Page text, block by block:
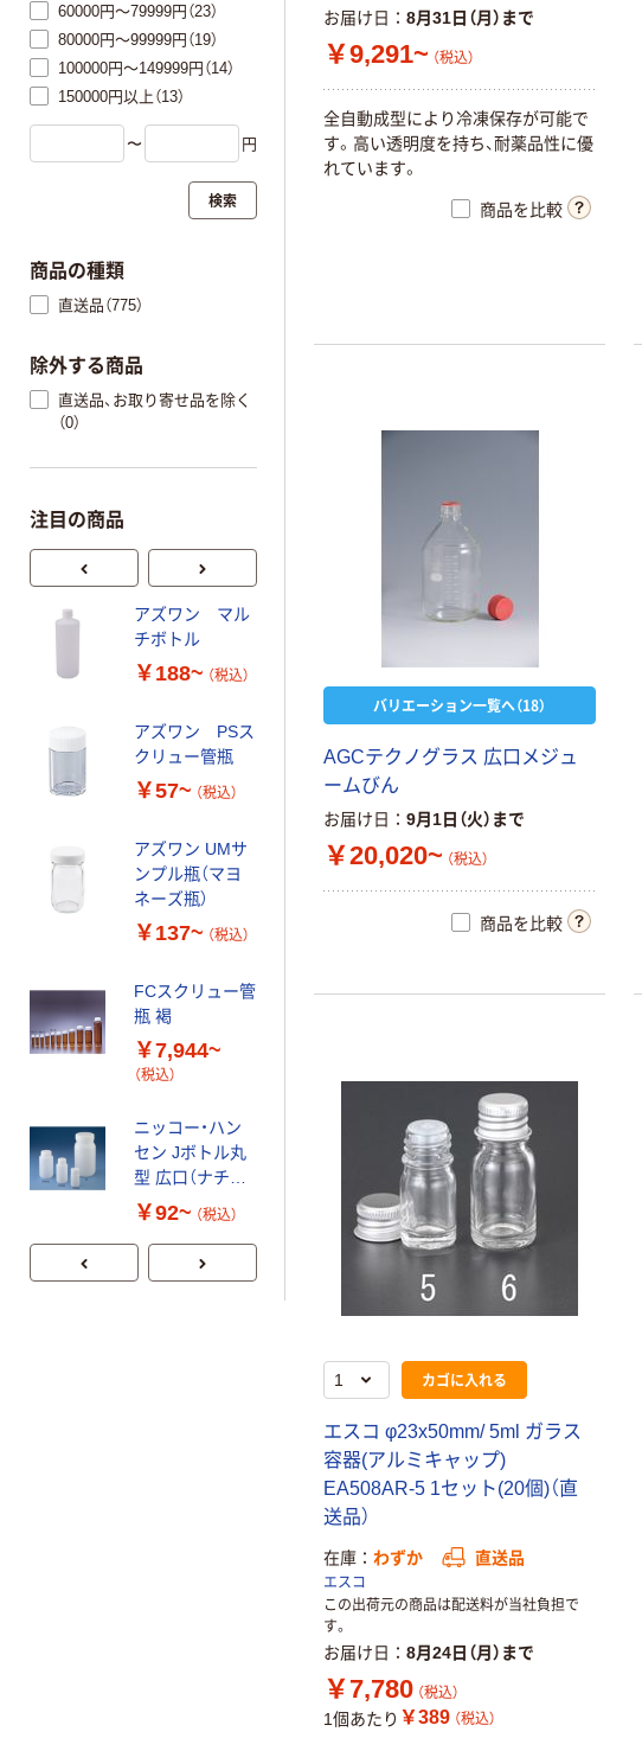
お届け日 8月31日（月）まで
￥9,291~ （税込）
全自動成型により冷凍保存が可能で
す。高い透明度を持ち、耐薬品性に優
れています。
商品を比較
バリエーション一覧へ（18）
AGCテクノグラス 広口メジュ
ームびん
お届け日 9月1日（火）まで
￥20,020~ （税込）
商品を比較
カゴに入れる
エスコ φ23x50mm/ 5ml ガラス
容器(アルミキャップ)
EA508AR-5 1セット(20個)（直
送品）
在庫 わずか 直送品
エスコ
この出荷元の商品は配送料が当社負担で
す。
お届け日 8月24日（月）まで
￥7,780 （税込）
1個あたり ￥389 （税込）
60000円～79999円（23）
80000円～99999円（19）
100000円～149999円（14）
150000円以上（13）
〜 円
検索
商品の種類
直送品（775）
除外する商品
直送品、お取り寄せ品を除く
（0）
注目の商品
アズワン マル
チボトル
￥188~ （税込）
アズワン PSス
クリュー管瓶
￥57~ （税込）
アズワン UMサ
ンプル瓶（マヨ
ネーズ瓶）
￥137~ （税込）
FCスクリュー管
瓶 褐
￥7,944~
（税込）
ニッコー・ハン
セン Jボトル丸
型 広口（ナチュ
ラル）
￥92~ （税込）
三宝化成 PET広
￥425~
ャーサイエンテ
ィフィック 広口
￥3,703~
東京硝子器械
TGK 万能つぼ
185-7036（直送
アズワン スチロ
ール棒瓶（標本
瓶）
￥46~ （税込）
アズワン スポ
イド瓶 角型
￥564~ （税込）